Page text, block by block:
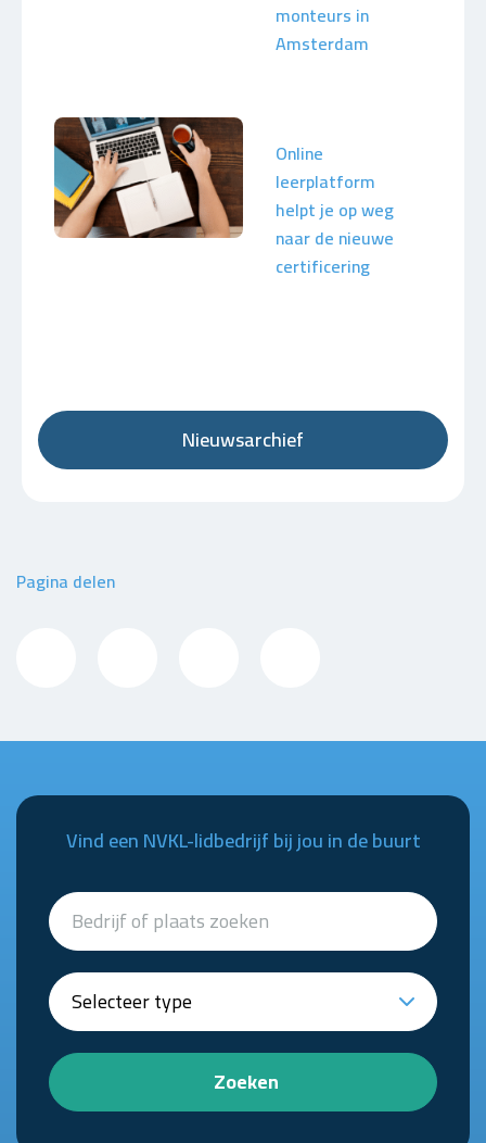
monteurs in
Amsterdam
Online
leerplatform
helpt je op weg
naar de nieuwe
certificering
Nieuwsarchief
Pagina delen
Vind een NVKL-lidbedrijf bij jou in de buurt
Zoeken